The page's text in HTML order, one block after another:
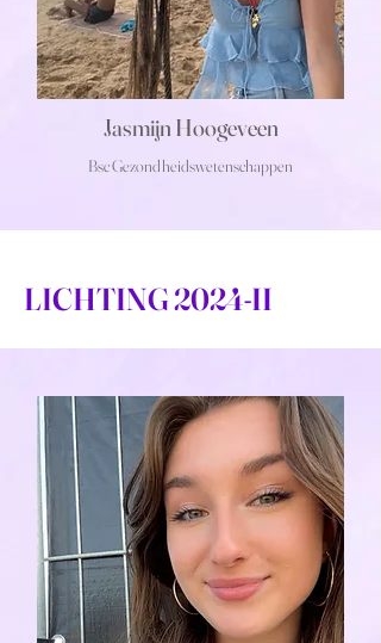
Jasmijn Hoogeveen
Bsc Gezondheidswetenschappen
LICHTING 2024-II